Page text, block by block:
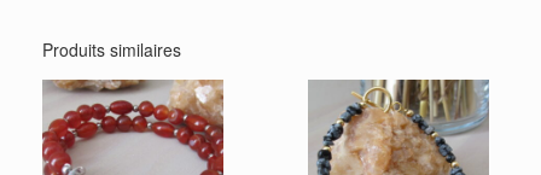
Produits similaires